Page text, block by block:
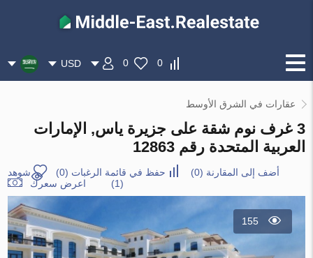
0
0
USD
عقارات في الشرق الأوسط
3 غرف نوم شقة على جزيرة ياس, الإمارات
العربية المتحدة رقم 12863
أضف إلى المقارنة (
0
) حفظ في قائمة الرغبات (
0
)
شوهد
(1)
اعرض سعرك
155